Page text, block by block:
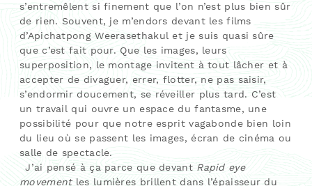
s’entremêlent si finement que l’on n’est plus bien sûr
de rien. Souvent, je m’endors devant les films
d’Apichatpong Weerasethakul et je suis quasi sûre
que c’est fait pour. Que les images, leurs
superposition, le montage invitent à tout lâcher et à
accepter de divaguer, errer, flotter, ne pas saisir,
s’endormir doucement, se réveiller plus tard. C’est
un travail qui ouvre un espace du fantasme, une
possibilité pour que notre esprit vagabonde bien loin
du lieu où se passent les images, écran de cinéma ou
salle de spectacle.
J’ai pensé à ça parce que devant Rapid eye
movementles lumières brillent dans l’épaisseur du